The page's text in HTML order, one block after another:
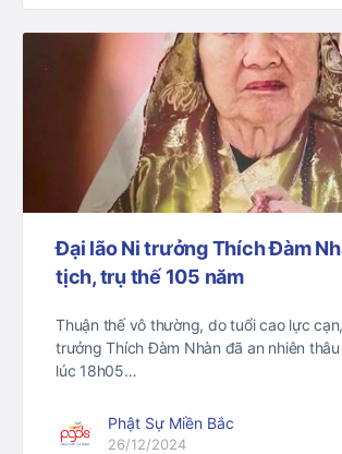
Đại lão Ni trưởng Thích Đàm
tịch, trụ thế 105 năm
Thuận thế vô thường, do tuổi cao lực
trưởng Thích Đàm Nhàn đã an nhiên
lúc 18h05…
Phật Sự Miền Bắc
26/12/2024